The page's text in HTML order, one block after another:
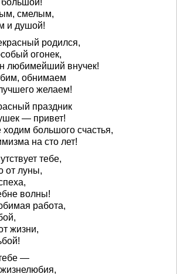
большой!
смелым,
и душой!
родился,
огонек,
любимейший внучек!
обнимаем
желаем!
праздник
— привет!
большого счастья,
на сто лет!
тебе,
от луны,
волны!
работа,
жизни,
—